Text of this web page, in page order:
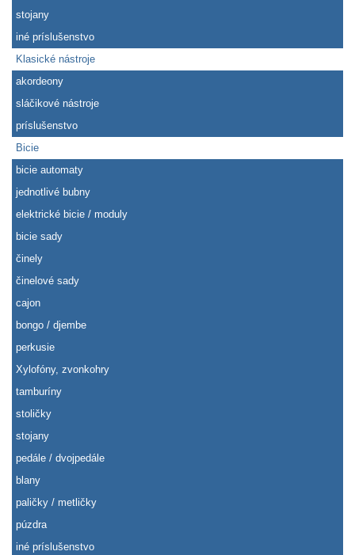
stojany
iné príslušenstvo
Klasické nástroje
akordeony
sláčikové nástroje
príslušenstvo
Bicie
bicie automaty
jednotlivé bubny
elektrické bicie / moduly
bicie sady
činely
činelové sady
cajon
bongo / djembe
perkusie
Xylofóny, zvonkohry
tamburíny
stoličky
stojany
pedále / dvojpedále
blany
paličky / metličky
púzdra
iné príslušenstvo